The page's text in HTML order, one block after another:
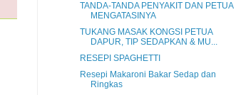
TANDA-TANDA PENYAKIT DAN PETUA
MENGATASINYA
TUKANG MASAK KONGSI PETUA
DAPUR, TIP SEDAPKAN & MU...
RESEPI SPAGHETTI
Resepi Makaroni Bakar Sedap dan
Ringkas